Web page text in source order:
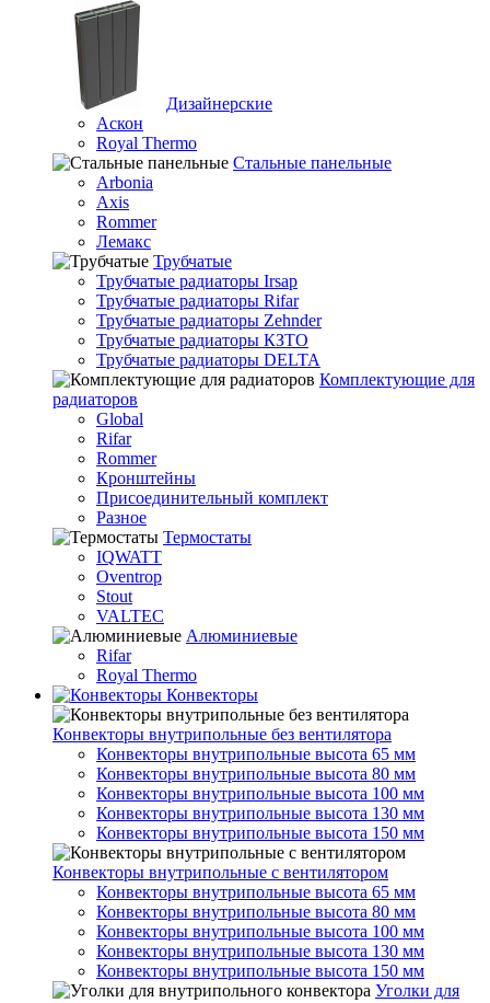
Дизайнерские
Аскон
Royal Thermo
Стальные панельные
Arbonia
Axis
Rommer
Лемакс
Трубчатые
Трубчатые радиаторы Irsap
Трубчатые радиаторы Rifar
Трубчатые радиаторы Zehnder
Трубчатые радиаторы КЗТО
Трубчатые радиаторы DELTA
Комплектующие для
радиаторов
Global
Rifar
Rommer
Кронштейны
Присоединительный комплект
Разное
Термостаты
IQWATT
Oventrop
Stout
VALTEC
Алюминиевые
Rifar
Royal Thermo
Конвекторы
Конвекторы внутрипольные без вентилятора
Конвекторы внутрипольные высота 65 мм
Конвекторы внутрипольные высота 80 мм
Конвекторы внутрипольные высота 100 мм
Конвекторы внутрипольные высота 130 мм
Конвекторы внутрипольные высота 150 мм
Конвекторы внутрипольные с вентилятором
Конвекторы внутрипольные высота 65 мм
Конвекторы внутрипольные высота 80 мм
Конвекторы внутрипольные высота 100 мм
Конвекторы внутрипольные высота 130 мм
Конвекторы внутрипольные высота 150 мм
Уголки для